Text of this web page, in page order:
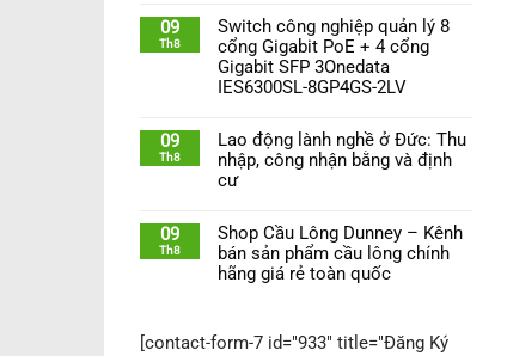
09
Th8
Switch công nghiệp quản lý 8
cổng Gigabit PoE + 4 cổng
Gigabit SFP 3Onedata
IES6300SL-8GP4GS-2LV
09
Th8
Lao động lành nghề ở Đức: Thu
nhập, công nhận bằng và định
cư
09
Th8
Shop Cầu Lông Dunney – Kênh
bán sản phẩm cầu lông chính
hãng giá rẻ toàn quốc
[contact-form-7 id="933" title="Đăng Ký